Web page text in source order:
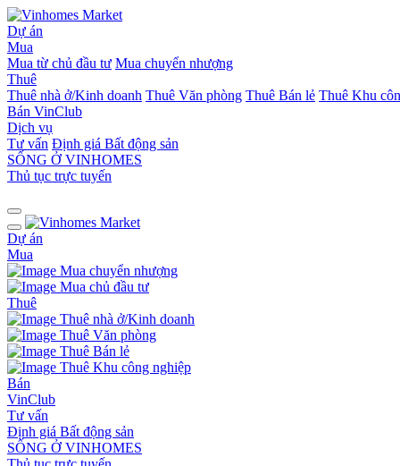
Dự án
Mua
Mua từ chủ đầu tư Mua chuyển nhượng
Thuê
Thuê nhà ở/Kinh doanh Thuê Văn phòng Thuê Bán lẻ Thuê Khu
Bán VinClub
Dịch vụ
Tư vấn Định giá Bất động sản
SỐNG Ở VINHOMES
Thủ tục trực tuyến
Dự án
Mua
Mua chuyển nhượng
Mua chủ đầu tư
Thuê
Thuê nhà ở/Kinh doanh
Thuê Văn phòng
Thuê Bán lẻ
Thuê Khu công nghiệp
Bán
VinClub
Tư vấn
Định giá Bất động sản
SỐNG Ở VINHOMES